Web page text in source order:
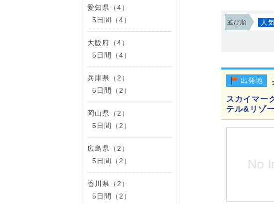
並び順 人
出発地
スカイマー
テル&リゾ
愛知県（4）
5日間（4）
大阪府（4）
5日間（4）
兵庫県（2）
5日間（2）
岡山県（2）
5日間（2）
広島県（2）
5日間（2）
香川県（2）
5日間（2）